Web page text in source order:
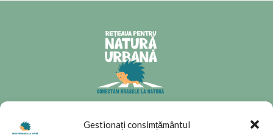
Gestionați consimțământul
CONTACT